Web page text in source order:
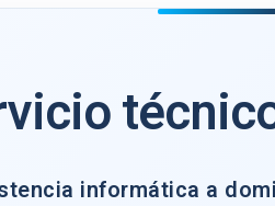
informática a